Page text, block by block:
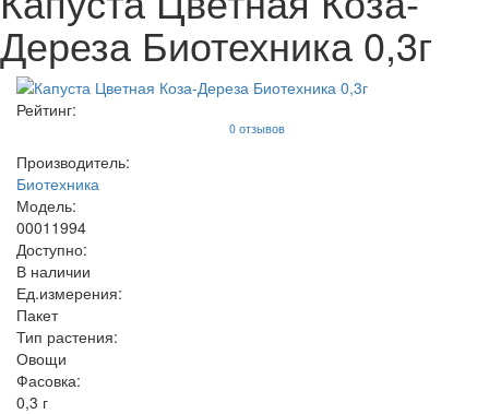
Дереза Биотехника 0,3г
Рейтинг:
0 отзывов
Производитель:
Биотехника
Модель:
00011994
Доступно:
В наличии
Ед.измерения:
Пакет
Тип растения:
Овощи
Фасовка:
0,3 г